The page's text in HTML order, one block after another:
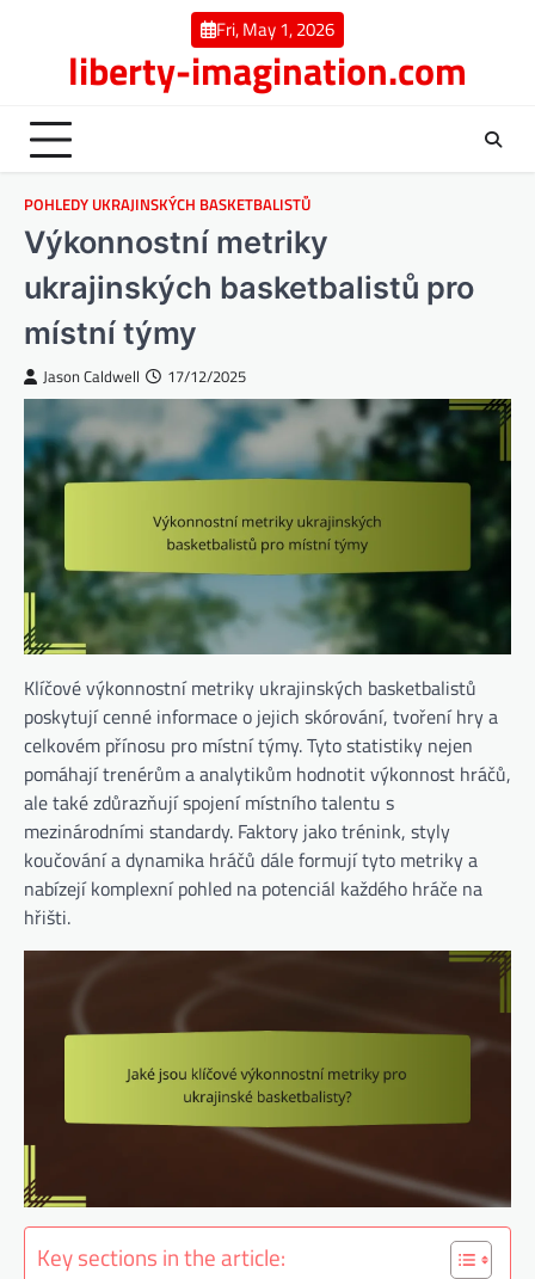
Fri, May 1, 2026
liberty-imagination.com
POHLEDY UKRAJINSKÝCH BASKETBALISTŮ
Výkonnostní metriky
ukrajinských basketbalistů pro
místní týmy
Jason Caldwell 17/12/2025
Klíčové výkonnostní metriky ukrajinských basketbalistů
poskytují cenné informace o jejich skórování, tvoření hry a
celkovém přínosu pro místní týmy. Tyto statistiky nejen
pomáhají trenérům a analytikům hodnotit výkonnost hráčů,
ale také zdůrazňují spojení místního talentu s
mezinárodními standardy. Faktory jako trénink, styly
koučování a dynamika hráčů dále formují tyto metriky a
nabízejí komplexní pohled na potenciál každého hráče na
hřišti.
Key sections in the article: